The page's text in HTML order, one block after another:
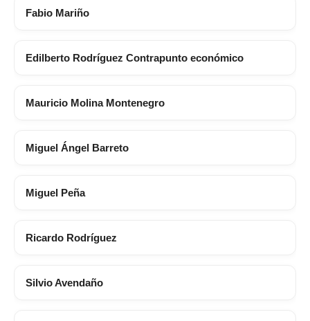
Fabio Mariño
Edilberto Rodríguez Contrapunto económico
Mauricio Molina Montenegro
Miguel Ángel Barreto
Miguel Peña
Ricardo Rodríguez
Silvio Avendaño